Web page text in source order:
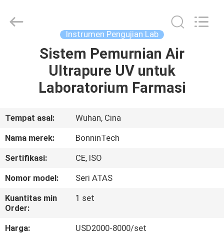
RUMAH
PRODUK
VIDEO
KAMI
TUR
PABRIK
Rights
Instrumen Pengujian Lab
Sistem Pemurnian Air
Ultrapure UV untuk
Laboratorium Farmasi
Tempat asal:
Wuhan, Cina
Nama merek:
BonninTech
Sertifikasi:
CE, ISO
Nomor model:
Seri ATAS
Kuantitas min
Order:
1 set
Harga:
USD2000-8000/set